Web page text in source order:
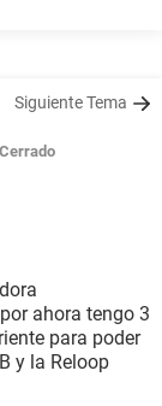
Siguiente Tema
Cerrado
ahora tengo 3
para poder
y la Reloop